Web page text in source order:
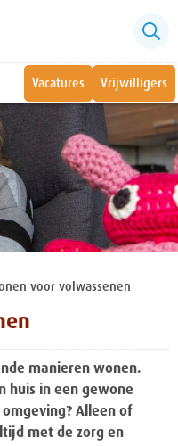
Vacatures Vrijwilligers
voor volwassenen
manieren wonen.
huis in een gewone
Alleen of
met de zorg en